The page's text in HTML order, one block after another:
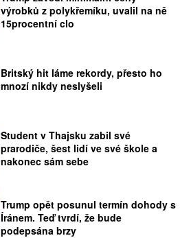
výrobků z polykřemíku, uvalil na ně
15procentní clo
Britský hit láme rekordy, přesto ho
mnozí nikdy neslyšeli
Student v Thajsku zabil své
prarodiče, šest lidí ve své škole a
nakonec sám sebe
Trump opět posunul termín dohody s
Íránem. Teď tvrdí, že bude
podepsána brzy